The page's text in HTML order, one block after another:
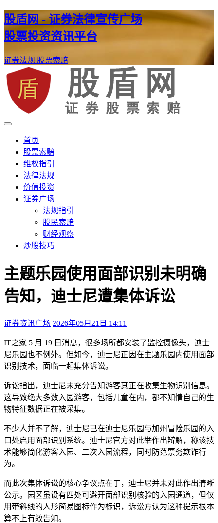
股盾网 - 证券法律宣传广场
股票投资资讯平台
证券法规 股票索赔
股盾网
证券股票维权网
首页
股票索赔
维权指引
法律法规
价值投资
证券广场
法规指引
股民索赔
财经观察
炒股技巧
主题乐园使用面部识别未明确
告知，迪士尼遭集体诉讼
证券资讯广场 2026年05月21日 14:11
IT之家 5 月 19 日消息，很多场所都安装了监控摄像头，迪士
尼乐园也不例外。但如今，迪士尼正因在主题乐园内使用面部
识别技术，面临一起集体诉讼。
诉讼指出，迪士尼未充分告知游客其正在收集生物识别信息。
这导致绝大多数入园游客，包括儿童在内，都不知情自己的生
物特征数据正在被采集。
不少人并不了解，迪士尼已在迪士尼乐园与加州冒险乐园的入
口处启用面部识别系统。迪士尼官方对此举作出辩解，称该技
术能够简化游客入园、二次入园流程，同时防范票务欺诈行
为。
而此次集体诉讼的核心争议点在于，迪士尼并未对此作出清晰
公示。园区虽设有四处可避开面部识别核验的入园通道，但仅
用带斜线的人形简易图标作为标识，诉讼方认为这种提示根本
算不上有效告知。